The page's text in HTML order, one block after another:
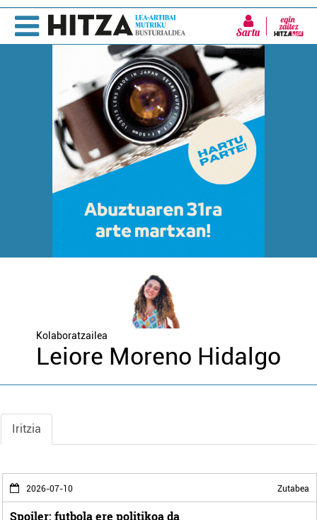
Sartu
Kolaboratzailea
Leiore Moreno Hidalgo
Iritzia
2026-07-10 Zutabea
Spoiler: futbola ere politikoa da